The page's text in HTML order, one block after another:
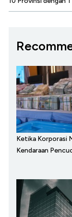
Ketika Korporasi
Kendaraan